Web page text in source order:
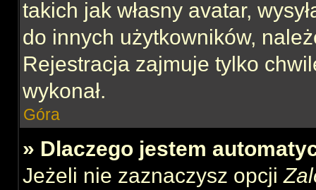
takich jak własny avatar,
do innych użytkowników,
Rejestracja zajmuje tylko
wykonał.
Góra
» Dlaczego jestem
Jeżeli nie zaznaczysz opcji